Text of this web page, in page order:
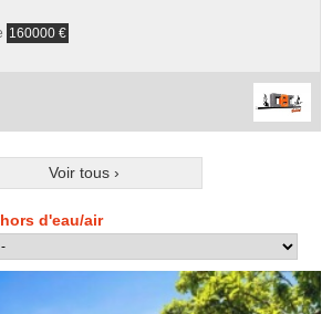
160000 €
Voir tous ›
d'eau/air